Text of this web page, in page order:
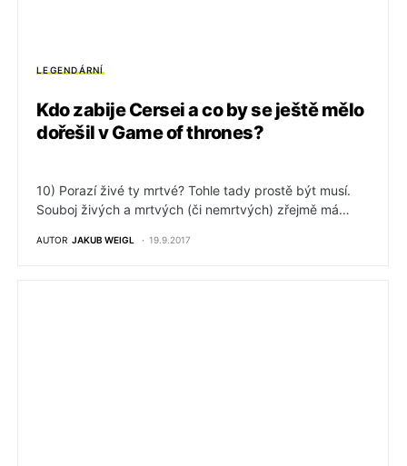
LEGENDÁRNÍ
Kdo zabije Cersei a co by se ještě mělo
dořešil v Game of thrones?
10) Porazí živé ty mrtvé? Tohle tady prostě být musí.
Souboj živých a mrtvých (či nemrtvých) zřejmě má…
AUTOR JAKUB WEIGL 19.9.2017